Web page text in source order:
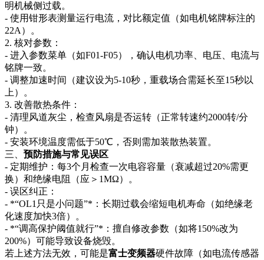
明机械侧过载。
- 使用钳形表测量运行电流，对比额定值（如电机铭牌标注的
22A）。
2. 核对参数：
- 进入参数菜单（如F01-F05），确认电机功率、电压、电流与
铭牌一致。
- 调整加速时间（建议设为5-10秒，重载场合需延长至15秒以
上）。
3. 改善散热条件：
- 清理风道灰尘，检查风扇是否运转（正常转速约2000转/分
钟）。
- 安装环境温度需低于50℃，否则需加装散热装置。
三、 预防措施与常见误区
- 定期维护：每3个月检查一次电容容量（衰减超过20%需更
换）和绝缘电阻（应＞1MΩ）。
- 误区纠正：
- *“OL1只是小问题”*：长期过载会缩短电机寿命（如绝缘老
化速度加快3倍）。
- *“调高保护阈值就行”*：擅自修改参数（如将150%改为
200%）可能导致设备烧毁。
若上述方法无效，可能是富士变频器硬件故障（如电流传感器